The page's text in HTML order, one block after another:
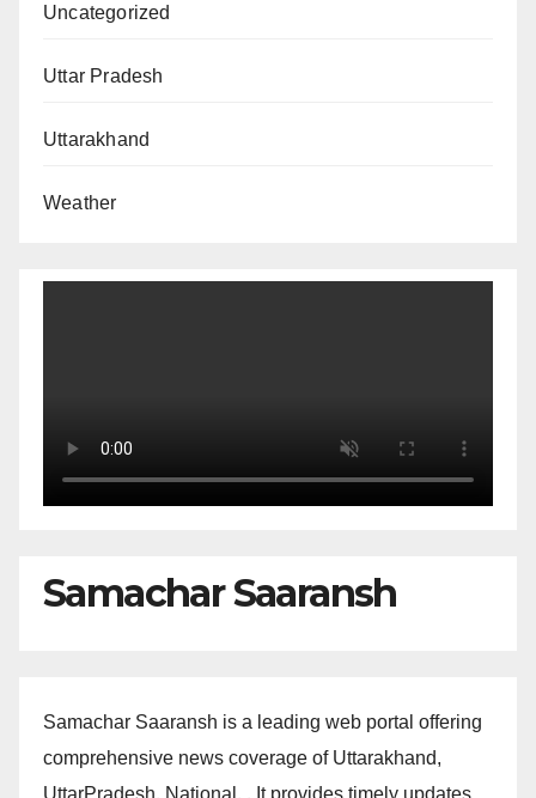
Uncategorized
Uttar Pradesh
Uttarakhand
Weather
Samachar Saaransh
Samachar Saaransh is a leading web portal offering
comprehensive news coverage of Uttarakhand,